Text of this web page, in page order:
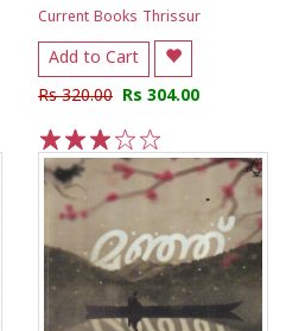
Current Books Thrissur
Add to Cart
Rs 320.00 Rs 304.00
5
4
3
2
1